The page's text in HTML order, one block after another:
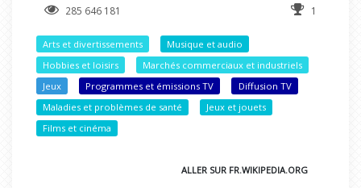
285 646 181 1
Arts et divertissements
Musique et audio
Hobbies et loisirs
Marchés commerciaux et industriels
Jeux
Programmes et émissions TV
Diffusion TV
Maladies et problèmes de santé
Jeux et jouets
Films et cinéma
ALLER SUR FR.WIKIPEDIA.ORG